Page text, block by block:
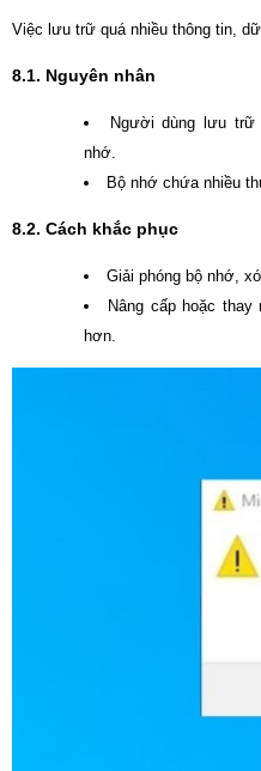
Việc lưu trữ quá nhiều thông tin,
8.1. Nguyên nhân
Người dùng lưu
nhớ.
Bộ nhớ chứa nhiều
8.2. Cách khắc phục
Giải phóng bộ nhớ,
Nâng cấp hoặc
hơn.